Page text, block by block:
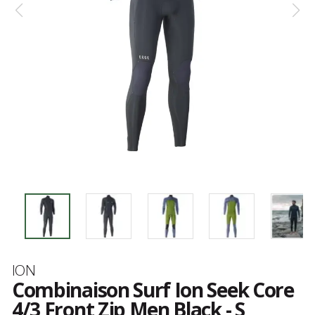
Marque
ION
Combinaison Surf Ion Seek Core
4/3 Front Zip Men Black - S